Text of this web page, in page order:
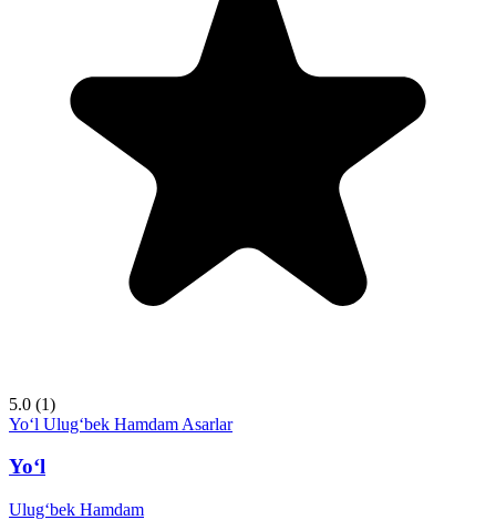
5.0 (1)
Yo‘l Ulug‘bek Hamdam Asarlar
Yo‘l
Ulug‘bek Hamdam